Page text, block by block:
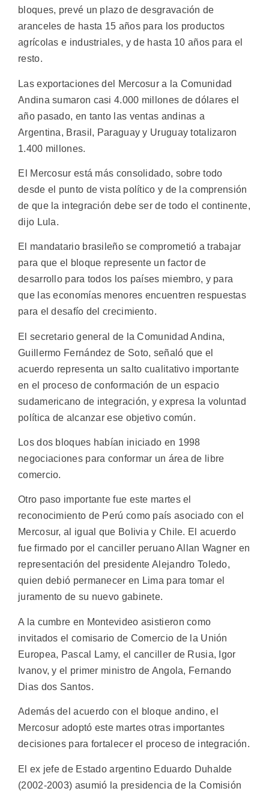
bloques, prevé un plazo de desgravación de
aranceles de hasta 15 años para los productos
agrícolas e industriales, y de hasta 10 años para el
resto.
Las exportaciones del Mercosur a la Comunidad
Andina sumaron casi 4.000 millones de dólares el
año pasado, en tanto las ventas andinas a
Argentina, Brasil, Paraguay y Uruguay totalizaron
1.400 millones.
El Mercosur está más consolidado, sobre todo
desde el punto de vista político y de la comprensión
de que la integración debe ser de todo el continente,
dijo Lula.
El mandatario brasileño se comprometió a trabajar
para que el bloque represente un factor de
desarrollo para todos los países miembro, y para
que las economías menores encuentren respuestas
para el desafío del crecimiento.
El secretario general de la Comunidad Andina,
Guillermo Fernández de Soto, señaló que el
acuerdo representa un salto cualitativo importante
en el proceso de conformación de un espacio
sudamericano de integración, y expresa la voluntad
política de alcanzar ese objetivo común.
Los dos bloques habían iniciado en 1998
negociaciones para conformar un área de libre
comercio.
Otro paso importante fue este martes el
reconocimiento de Perú como país asociado con el
Mercosur, al igual que Bolivia y Chile. El acuerdo
fue firmado por el canciller peruano Allan Wagner en
representación del presidente Alejandro Toledo,
quien debió permanecer en Lima para tomar el
juramento de su nuevo gabinete.
A la cumbre en Montevideo asistieron como
invitados el comisario de Comercio de la Unión
Europea, Pascal Lamy, el canciller de Rusia, Igor
Ivanov, y el primer ministro de Angola, Fernando
Dias dos Santos.
Además del acuerdo con el bloque andino, el
Mercosur adoptó este martes otras importantes
decisiones para fortalecer el proceso de integración.
El ex jefe de Estado argentino Eduardo Duhalde
(2002-2003) asumió la presidencia de la Comisión